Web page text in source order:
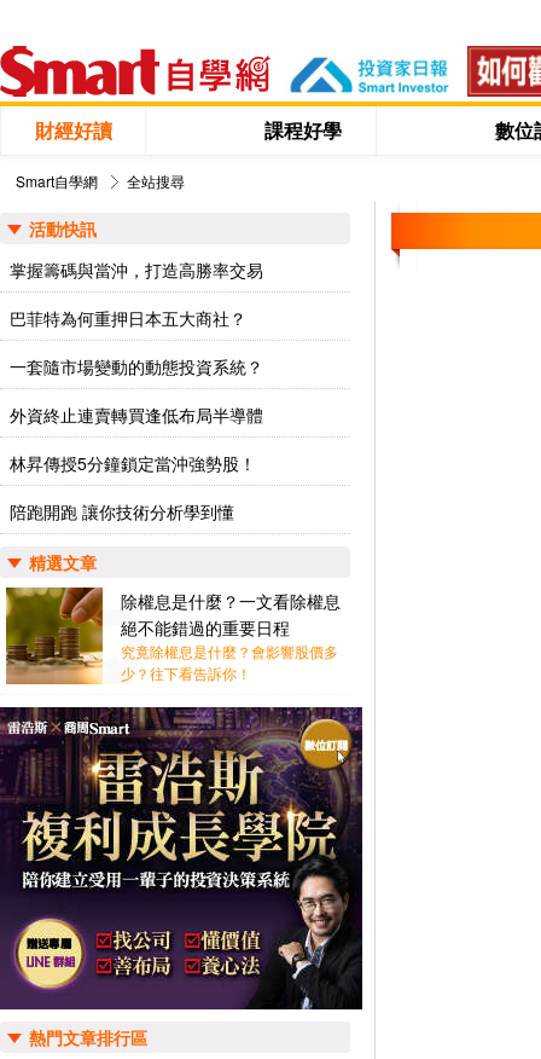
財經好讀 課程好學 數位
Smart自學網 全站搜尋
活動快訊
掌握籌碼與當沖，打造高勝率交易
巴菲特為何重押日本五大商社？
一套隨市場變動的動態投資系統？
外資終止連賣轉買逢低布局半導體
林昇傳授5分鐘鎖定當沖強勢股！
陪跑開跑 讓你技術分析學到懂
精選文章
除權息是什麼？一文看除權息
絕不能錯過的重要日程
究竟除權息是什麼？會影響股價多
少？往下看告訴你！
熱門文章排行區